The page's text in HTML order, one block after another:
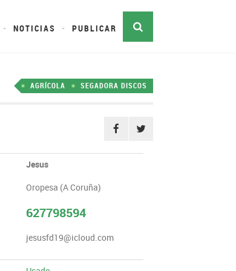
NOTICIAS PUBLICAR
SEGADORA DISCOS
AGRÍCOLA
Jesus
Oropesa (A Coruña)
627798594
jesusfd19@icloud.com